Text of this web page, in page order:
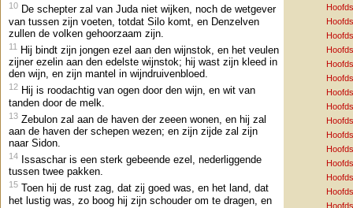
10 De schepter zal van Juda niet wijken, noch de wetgever
van tussen zijn voeten, totdat Silo komt, en Denzelven
zullen de volken gehoorzaam zijn.
11
Hij bindt zijn jongen ezel aan den wijnstok, en het veulen
zijner ezelin aan den edelste wijnstok; hij wast zijn kleed in
den wijn, en zijn mantel in wijndruivenbloed.
12 Hij is roodachtig van ogen door den wijn, en wit van
tanden door de melk.
13 Zebulon zal aan de haven der zeeen wonen, en hij zal
aan de haven der schepen wezen; en zijn zijde zal zijn
naar Sidon.
14
Issaschar is een sterk gebeende ezel, nederliggende
tussen twee pakken.
15
Toen hij de rust zag, dat zij goed was, en het land, dat
het lustig was, zo boog hij zijn schouder om te dragen, en